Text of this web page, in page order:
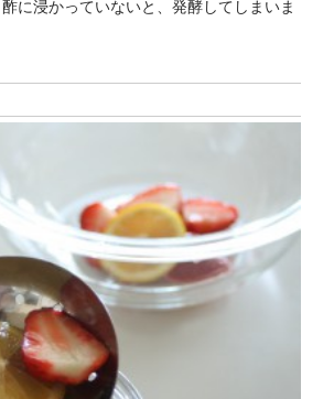
に浸かっていないと、発酵してしまいま